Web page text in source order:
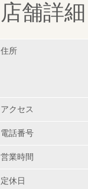
店舗詳細
住所
アクセス
電話番号
営業時間
定休日